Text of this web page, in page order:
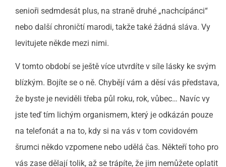
senioři sedmdesát plus, na straně druhé „nachcípánci“
nebo další chroničtí marodi, takže také žádná sláva. Vy
levitujete někde mezi nimi.
V tomto období se ještě více utvrdíte v síle lásky ke svým
blízkým. Bojíte se o ně. Chybějí vám a děsí vás představa,
že byste je neviděli třeba půl roku, rok, vůbec… Navíc vy
jste teď tím lichým organismem, který je odkázán pouze
na telefonát a na to, kdy si na vás v tom covidovém
šrumci někdo vzpomene nebo udělá čas. Někteří toho pro
vás zase dělají tolik, až se trápíte, že jim nemůžete oplatit